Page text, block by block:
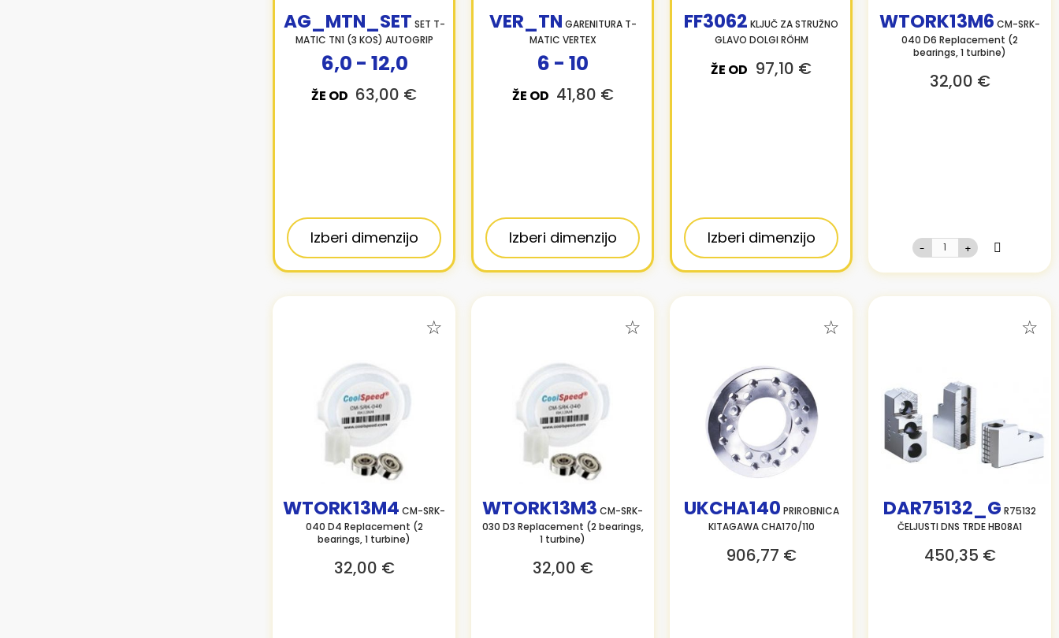
AG_MTN_SET SET T-
MATIC TN1 (3 KOS) AUTOGRIP
ŽE OD 63,00 €
6,0 - 12,0
Izberi dimenzijo
VER_TN GARENITURA T-
MATIC VERTEX
ŽE OD 41,80 €
6 - 10
Izberi dimenzijo
FF3062 KLJUČ ZA STRUŽNO
GLAVO DOLGI RÖHM
ŽE OD 97,10 €
Izberi dimenzijo
WTORK13M6 CM-SRK-
040 D6 Replacement (2
bearings, 1 turbine)
32,00 €
- +
WTORK13M4 CM-SRK-
040 D4 Replacement (2
bearings, 1 turbine)
32,00 €
WTORK13M3 CM-SRK-
030 D3 Replacement (2 bearings,
1 turbine)
32,00 €
UKCHA140 PRIROBNICA
KITAGAWA CHA170/110
906,77 €
DAR75132_G R75132
ČELJUSTI DNS TRDE HB08A1
450,35 €